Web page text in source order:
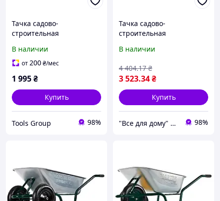
Тачка садово-
строительная
одноколесная 100 л/160 кг
колесо пневматическое с
втулка 79-9851
В наличии
от200₴/мес
1 995₴
Купить
Tools Group 98%
Тачка садово-
строительная
Mastertool 79-9853
В наличии
3 523.34₴
4 404.17 ₴
Купить
"Все для дому" мережа будівельно-господарських магазинів 98%